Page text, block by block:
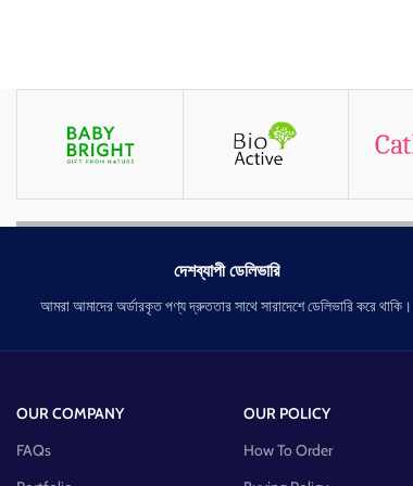
দেশব্যাপী ডেলিভারি
আমরা আমাদের অর্ডারকৃত পণ্য দ্রুততার সাথে সারাদেশে ডেলিভারি করে থাকি।
OUR COMPANY
FAQs
OUR POLICY
How To Order